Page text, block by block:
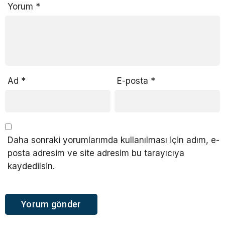
Yorum *
Ad * E-posta *
Daha sonraki yorumlarımda kullanılması için adım, e-
posta adresim ve site adresim bu tarayıcıya
kaydedilsin.